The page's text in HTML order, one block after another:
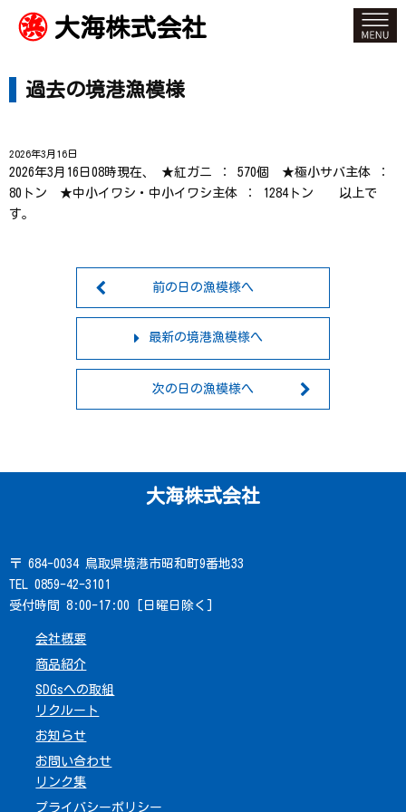
大海株式会社
過去の境港漁模様
2026年3月16日
2026年3月16日08時現在、 ★紅ガニ ： 570個 ★極小サバ主体 ：
80トン ★中小イワシ・中小イワシ主体 ： 1284トン 以上で
す。
前の日の漁模様へ
最新の境港漁模様へ
次の日の漁模様へ
大海株式会社
〒 684-0034 鳥取県境港市昭和町9番地33
TEL 0859-42-3101
受付時間 8:00-17:00 [日曜日除く]
会社概要
商品紹介
SDGsへの取組
リクルート
お知らせ
お問い合わせ
リンク集
プライバシーポリシー